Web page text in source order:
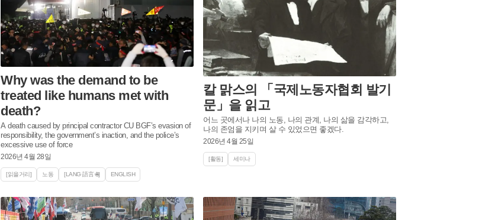
Why was the demand to be
treated like humans met with
death?
A death caused by principal contractor CU BGF’s evasion of
responsibility, the government’s inaction, and the police’s
excessive use of force
2026년 4월 28일
[읽을거리] 노동 [LANG·語言 🌐] ENGLISH
칼 맑스의 「국제노동자협회 발기
문」을 읽고
어느 곳에서나 나의 노동, 나의 관계, 나의 삶을 감각하고,
나의 존엄을 지키며 살 수 있었으면 좋겠다.
2026년 4월 25일
[활동] 세미나